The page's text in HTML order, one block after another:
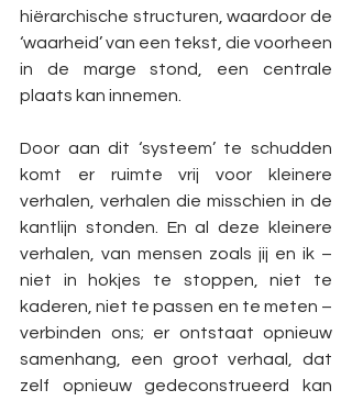
hiërarchische structuren, waardoor de
‘waarheid’ van een tekst, die voorheen
in de marge stond, een centrale
plaats kan innemen.
Door aan dit ‘systeem’ te schudden
komt er ruimte vrij voor kleinere
verhalen, verhalen die misschien in de
kantlijn stonden. En al deze kleinere
verhalen, van mensen zoals jij en ik –
niet in hokjes te stoppen, niet te
kaderen, niet te passen en te meten –
verbinden ons; er ontstaat opnieuw
samenhang, een groot verhaal, dat
zelf opnieuw gedeconstrueerd kan